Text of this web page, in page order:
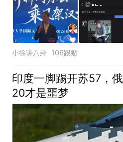
小徐讲八卦 106跟贴
印度一脚踢开苏57，
20才是噩梦